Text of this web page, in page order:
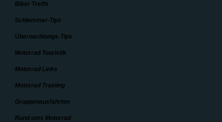
Biker Treffs
Schlemmer-Tips
Übernachtungs-Tips
Motorrad Touristik
Motorrad Links
Motorrad Training
Gruppenausfahrten
Rund ums Motorrad